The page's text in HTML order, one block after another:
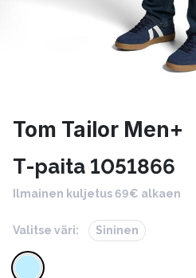
Tom Tailor Men+
T-paita 1051866
Ilmainen kuljetus 69€ alkaen
Valitse väri: Sininen